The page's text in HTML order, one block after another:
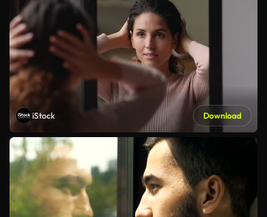
iStock Download